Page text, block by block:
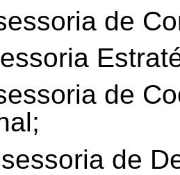
de
de
de